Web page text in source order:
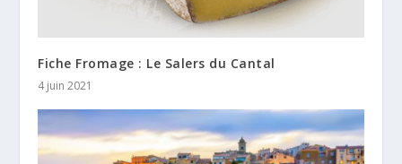
Fiche Fromage : Le Salers du Cantal
4 juin 2021